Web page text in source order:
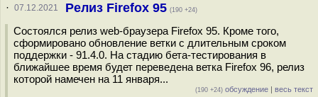
· 07.12.2021 Релиз Firefox 95 (190 +24)
Состоялся релиз web-браузера Firefox 95. Кроме того,
сформировано обновление ветки с длительным сроком
поддержки - 91.4.0. На стадию бета-тестирования в
ближайшее время будет переведена ветка Firefox 96, релиз
которой намечен на 11 января...
(190 +24) обсуждение | весь текст